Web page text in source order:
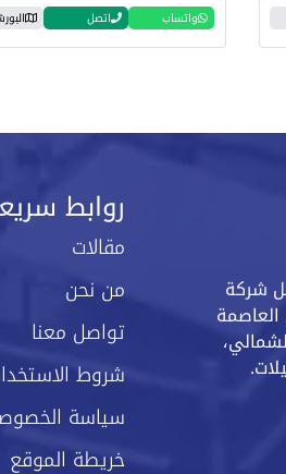
واتساب اتصل
شركة
روابط
مقالات
من نحن
تواصل معنا
شروط
سياسة
خريطة الموقع